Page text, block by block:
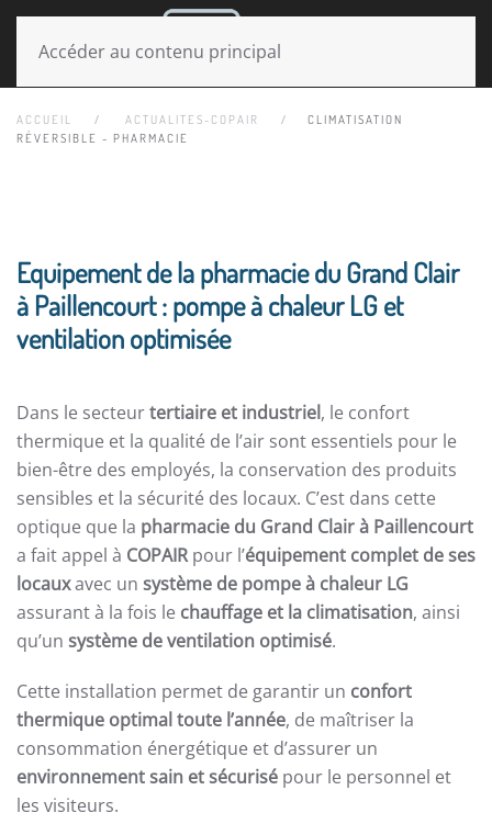
Accéder au contenu principal
ACCUEIL ACTUALITES-COPAIR
CLIMATISATION
RÉVERSIBLE - PHARMACIE
Equipement de la pharmacie du Grand Clair
à Paillencourt : pompe à chaleur LG et
ventilation optimisée
Dans le secteurtertiaire et industriel, le confort
thermique et la qualité de l’air sont essentiels pour le
bien-être des employés, la conservation des produits
sensibles et la sécurité des locaux. C’est dans cette
optique que la pharmacie du Grand Clair à Paillencourt
a fait appel à COPAIRpour l’équipement complet de ses
locauxavec un système de pompe à chaleur LG
assurant à la fois le chauffage et la climatisation, ainsi
qu’un système de ventilation optimisé.
Cette installation permet de garantir un confort
thermique optimal toute l’année, de maîtriser la
consommation énergétique et d’assurer un
environnement sain et sécurisé pour le personnel et
les visiteurs.